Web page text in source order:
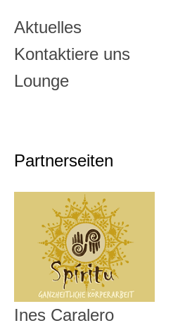
Aktuelles
Kontaktiere uns
Lounge
Partnerseiten
Ines Caralero